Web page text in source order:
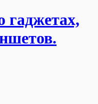
гаджетах,